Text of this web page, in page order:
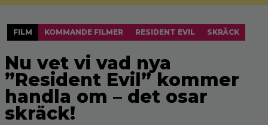
FILM KOMMANDE FILMER RESIDENT EVIL SKRÄCK
Nu vet vi vad nya
”Resident Evil” kommer
handla om – det osar
skräck!